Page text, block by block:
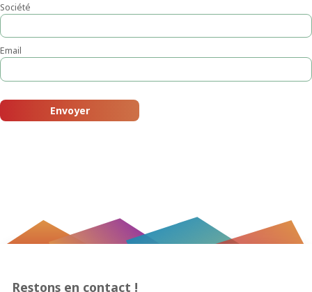
Société
Email
Restons en contact !